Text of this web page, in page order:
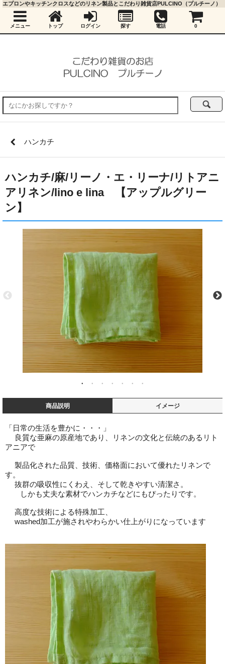
ハンカチ
ハンカチ/麻/リーノ・エ・リーナ/リトアニ
アリネン/lino e lina 【アップルグリー
ン】
商品説明 イメージ
「日常の生活を豊かに・・・」
良質な亜麻の原産地であり、リネンの文化と伝統のあるリト
アニアで
製品化された品質、技術、価格面において優れたリネンで
す。
抜群の吸収性にくわえ、そして乾きやすい清潔さ。
しかも丈夫な素材でハンカチなどにもぴったりです。
高度な技術による特殊加工、
washed加工が施されやわらかい仕上がりになっています
エプロンやキッチンクロスなどのリネン製品とこだわり雑貨店PULCINO（プルチーノ）
メニュー トップ ログイン 探す 電話 0